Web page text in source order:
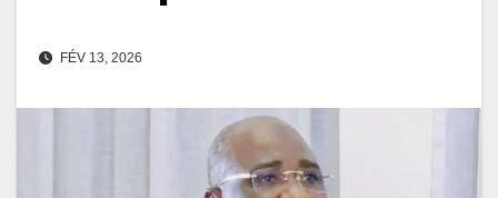
FÉV 13, 2026